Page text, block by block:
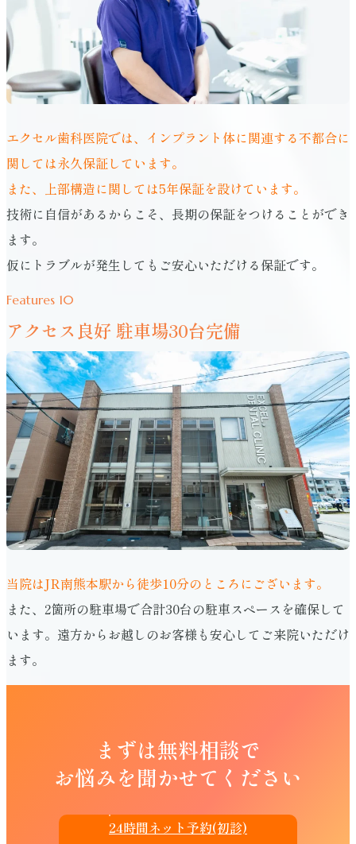
エクセル歯科医院では、インプラント体に関連する不都合に
関しては永久保証しています。
また、上部構造に関しては5年保証を設けています。
技術に自信があるからこそ、長期の保証をつけることができ
ます。
仮にトラブルが発生してもご安心いただける保証です。
Features 10
アクセス良好 駐車場30台完備
当院はJR南熊本駅から徒歩10分のところにございます。
また、2箇所の駐車場で合計30台の駐車スペースを確保して
います。遠方からお越しのお客様も安心してご来院いただけ
ます。
まずは無料相談で
お悩みを聞かせてください
24時間ネット予約(初診)